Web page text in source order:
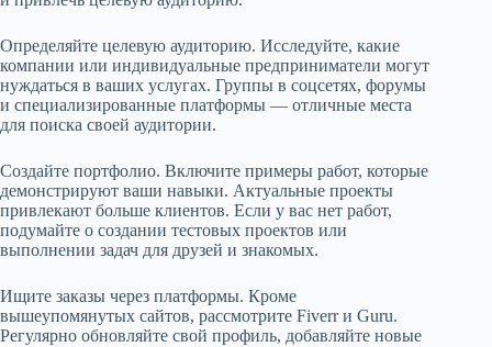
Определяйте целевую аудиторию. Исследуйте, какие
компании или индивидуальные предприниматели могут
нуждаться в ваших услугах. Группы в соцсетях, форумы
и специализированные платформы — отличные места
для поиска своей аудитории.
Создайте портфолио. Включите примеры работ, которые
демонстрируют ваши навыки. Актуальные проекты
привлекают больше клиентов. Если у вас нет работ,
подумайте о создании тестовых проектов или
выполнении задач для друзей и знакомых.
Ищите заказы через платформы. Кроме
вышеупомянутых сайтов, рассмотрите Fiverr и Guru.
Регулярно обновляйте свой профиль, добавляйте новые